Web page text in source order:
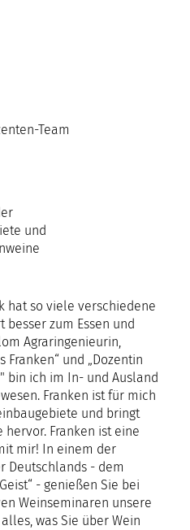
Team
und
hat so viele verschiedene
besser zum Essen und
Agraringenieurin,
und „Dozentin
bin ich im In- und Ausland
Franken ist für mich
und bringt
Franken ist eine
mir! In einem der
Deutschlands - dem
- genießen Sie bei
Weinseminaren unsere
was Sie über Wein